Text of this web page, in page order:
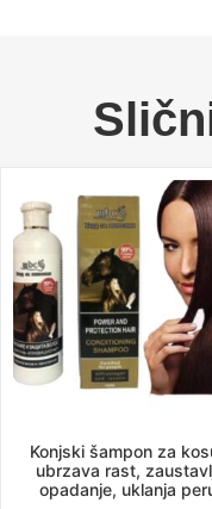
Konjski šampon za
ubrzava rast,
opadanje, uklanja